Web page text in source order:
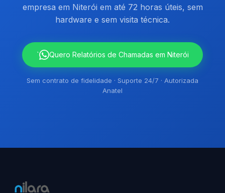
empresa em Niterói em até 72 horas úteis, sem
hardware e sem visita técnica.
` Quero Relatórios de Chamadas em Niterói
Sem contrato de fidelidade · Suporte 24/7 · Autorizada
Anatel